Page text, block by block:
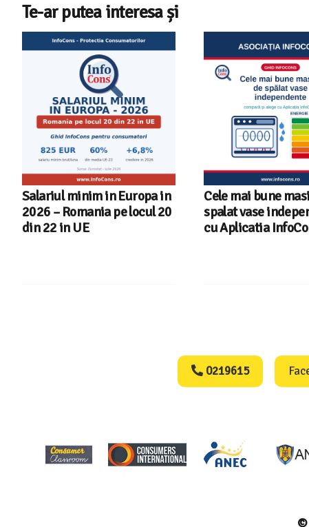
Te-ar putea interesa și
Salariul minim in Europa in
2026 – Romania pe locul 20
din 22 in UE
Cele mai bune
spalat vase
cu Aplicatia
0219615
©